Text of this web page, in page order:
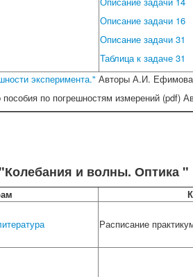
Описание задачи 16
Описание задачи 31
Таблица к задаче 31
эксперимента." Авторы А.И.
пособия по погрешностям измерений (pdf)
и волны. Оптика "
Расписание